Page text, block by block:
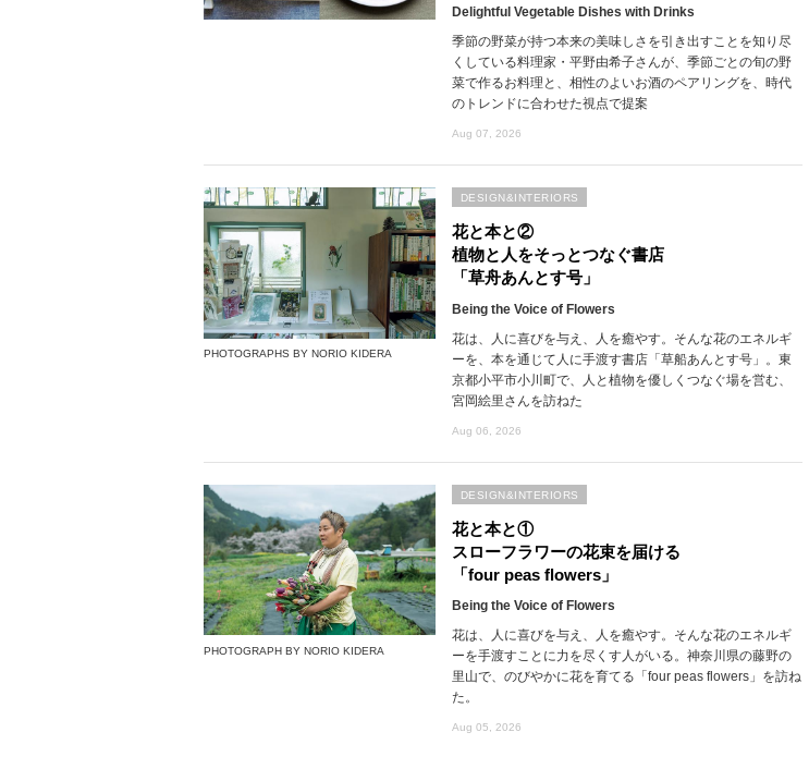
Delightful Vegetable Dishes with Drinks
季節の野菜が持つ本来の美味しさを引き出すことを知り尽
くしている料理家・平野由希子さんが、季節ごとの旬の野
菜で作るお料理と、相性のよいお酒のペアリングを、時代
のトレンドに合わせた視点で提案
Aug 07, 2026
PHOTOGRAPHS BY NORIO KIDERA
花と本と②
植物と人をそっとつなぐ書店
「草舟あんとす号」
Being the Voice of Flowers
花は、人に喜びを与え、人を癒やす。そんな花のエネルギ
ーを、本を通じて人に手渡す書店「草船あんとす号」。東
京都小平市小川町で、人と植物を優しくつなぐ場を営む、
宮岡絵里さんを訪ねた
Aug 06, 2026
DESIGN&INTERIORS
PHOTOGRAPH BY NORIO KIDERA
花と本と①
スローフラワーの花束を届ける
「four peas flowers」
Being the Voice of Flowers
花は、人に喜びを与え、人を癒やす。そんな花のエネルギ
ーを手渡すことに力を尽くす人がいる。神奈川県の藤野の
里山で、のびやかに花を育てる「four peas flowers」を訪ね
た。
Aug 05, 2026
DESIGN&INTERIORS